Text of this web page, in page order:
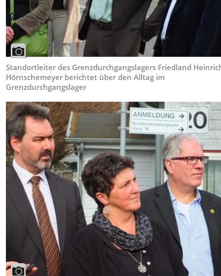
Standortleiter des Grenzdurchgangslagers Friedland
Hörnschemeyer berichtet über den Alltag im
Grenzdurchgangslager